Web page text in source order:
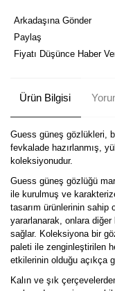
Arkadaşına Gönder
Paylaş
Fiyatı Düşünce Haber
Ürün Bilgisi
Guess güneş gözlükleri,
fevkalade hazırlanmış,
koleksiyonudur.
Guess güneş gözlüğü
ile kurulmuş ve
tasarım ürünlerinin sahip
yararlanarak, onlara
sağlar. Koleksiyona bir
paleti ile zenginleştirilen
etkilerinin olduğu açıkça
Kalın ve şık